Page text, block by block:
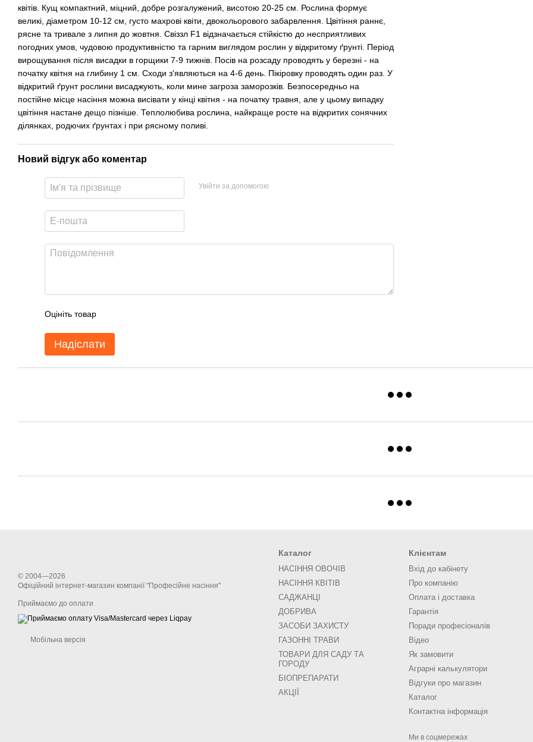
квітів. Кущ компактний, міцний, добре розгалужений, висотою 20-25 см. Рослина формує
великі, діаметром 10-12 см, густо махрові квіти, двокольорового забарвлення. Цвітіння раннє,
рясне та тривале з липня до жовтня. Свіззл F1 відзначається стійкістю до несприятливих
погодних умов, чудовою продуктивністю та гарним виглядом рослин у відкритому ґрунті. Період
вирощування після висадки в горщики 7-9 тижнів. Посів на розсаду проводять у березні - на
початку квітня на глибину 1 см. Сходи з'являються на 4-6 день. Пікіровку проводять один раз. У
відкритий ґрунт рослини висаджують, коли мине загроза заморозків. Безпосередньо на
постійне місце насіння можна висівати у кінці квітня - на початку травня, але у цьому випадку
цвітіння настане дещо пізніше. Теплолюбива рослина, найкраще росте на відкритих сонячних
ділянках, родючих ґрунтах і при рясному поливі.
Новий відгук або коментар
Увійти за допомогою
Оцініть товар
Надіслати
© 2004—2026
Офіційний інтернет-магазин компанії "Професійне насіння"
Приймаємо до оплати
Мобільна версія
Каталог
НАСІННЯ ОВОЧІВ
НАСІННЯ КВІТІВ
САДЖАНЦІ
ДОБРИВА
ЗАСОБИ ЗАХИСТУ
ГАЗОННІ ТРАВИ
ТОВАРИ ДЛЯ САДУ ТА
ГОРОДУ
БІОПРЕПАРАТИ
АКЦІЇ
Клієнтам
Вхід до кабінету
Про компанію
Оплата і доставка
Гарантія
Поради професіоналів
Відео
Як замовити
Аграрні калькулятори
Відгуки про магазин
Каталог
Контактна інформація
Ми в соцмережах